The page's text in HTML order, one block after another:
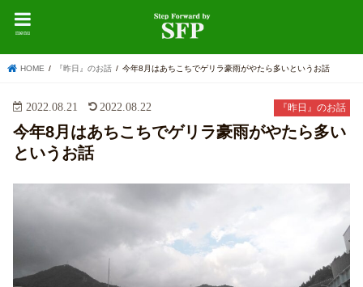
menu
HOME 『昨日』のお話 今年8月はあちこちでゲリラ豪雨がやたら多いというお話
『昨日』のお話
2022.08.21 2022.08.22
今年8月はあちこちでゲリラ豪雨がやたら多い
というお話